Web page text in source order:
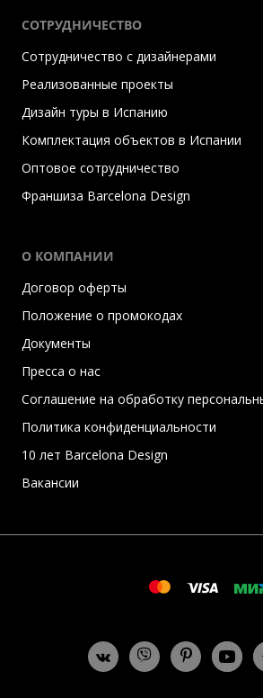
СОТРУДНИЧЕСТВО
Сотрудничество с дизайнерами
Реализованные проекты
Дизайн туры в Испанию
Комплектация объектов в Испании
Оптовое сотрудничество
Франшиза Barcelona Design
О КОМПАНИИ
Договор оферты
Положение о промокодах
Документы
Пресса о нас
Соглашение на обработку
Политика конфиденциальности
10 лет Barcelona Design
Вакансии